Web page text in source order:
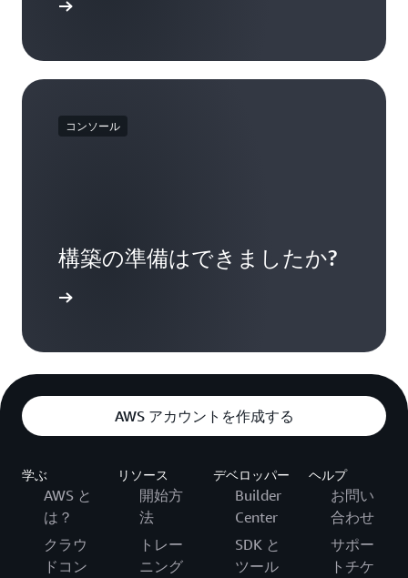
コンソール
構築の準備はできましたか?
AWS アカウントを作成する
学ぶ
AWS と
は？
クラウ
ドコン
リソース
開始方
法
トレー
ニング
デベロッパー
Builder
Center
SDK と
ツール
ヘルプ
お問い
合わせ
サポー
トチケ